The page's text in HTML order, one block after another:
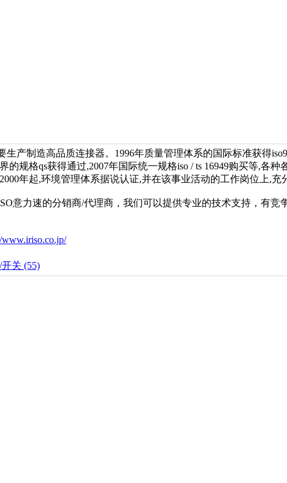
生产制造高品质连接器。1996年质量管理体系的国际标准获得
的规格qs获得通过,2007年国际统一规格iso / ts 16949购买等,各
年起,环境管理体系据说认证,并在该事业活动的工作岗位上,充
意力速的分销商/代理商，我们可以提供专业的技术支持，有竞
www.iriso.co.jp/
关 (55)